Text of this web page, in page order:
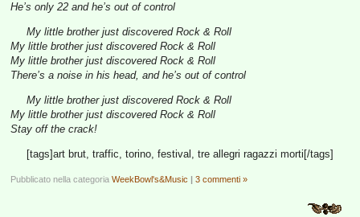
He’s only 22 and he’s out of control
My little brother just discovered Rock & Roll
My little brother just discovered Rock & Roll
My little brother just discovered Rock & Roll
There’s a noise in his head, and he’s out of control
My little brother just discovered Rock & Roll
My little brother just discovered Rock & Roll
Stay off the crack!
[tags]art brut, traffic, torino, festival, tre allegri ragazzi morti[/tags]
Pubblicato nella categoria WeekBowl's&Music | 3 commenti »